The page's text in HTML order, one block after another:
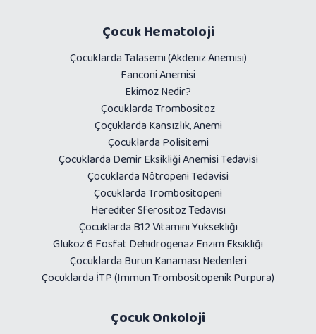
Çocuk Hematoloji
Çocuklarda Talasemi (Akdeniz Anemisi)
Fanconi Anemisi
Ekimoz Nedir?
Çocuklarda Trombositoz
Çoçuklarda Kansızlık, Anemi
Çocuklarda Polisitemi
Çocuklarda Demir Eksikliği Anemisi Tedavisi
Çocuklarda Nötropeni Tedavisi
Çocuklarda Trombositopeni
Herediter Sferositoz Tedavisi
Çocuklarda B12 Vitamini Yüksekliği
Glukoz 6 Fosfat Dehidrogenaz Enzim Eksikliği
Çocuklarda Burun Kanaması Nedenleri
Çocuklarda İTP (Immun Trombositopenik Purpura)
Çocuk Onkoloji